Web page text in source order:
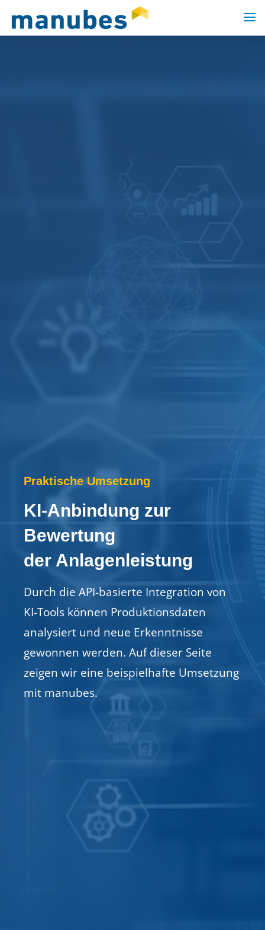
Praktische Umsetzung
KI-Anbindung zur
Bewertung
der Anlagenleistung
Durch die API-basierte Integration von
KI-Tools können Produktionsdaten
analysiert und neue Erkenntnisse
gewonnen werden. Auf dieser Seite
zeigen wir eine beispielhafte Umsetzung
mit manubes.